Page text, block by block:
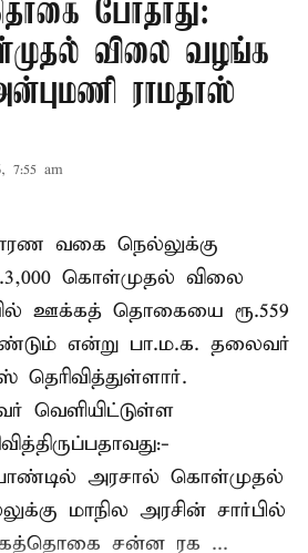
போதாது:
விலை வழங்க
ராமதாஸ்
7:55 am
வகை நெல்லுக்கு
கொள்முதல் விலை
ஊக்கத் தொகையை ரூ.559
என்று பா.ம.க. தலைவர்
தெரிவித்துள்ளார்.
வெளியிட்டுள்ள
அரசால் கொள்முதல்
மாநில அரசின் சார்பில்
சன்ன ரக ...